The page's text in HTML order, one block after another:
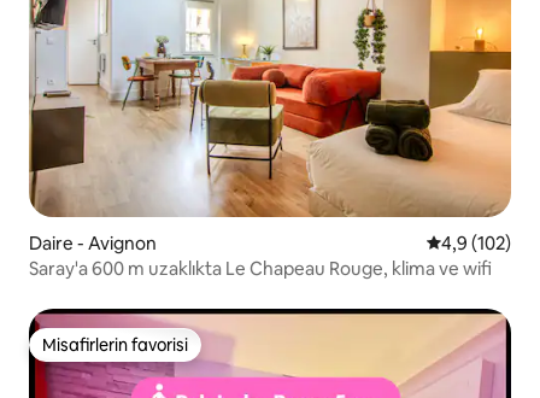
Daire - Avignon 5 üzerinden
4,9 (102)
Saray'a 600 m uzaklıkta Le Chapeau Rouge, klima ve wifi
Misafirlerin favorisi
Misafirlerin favorisi